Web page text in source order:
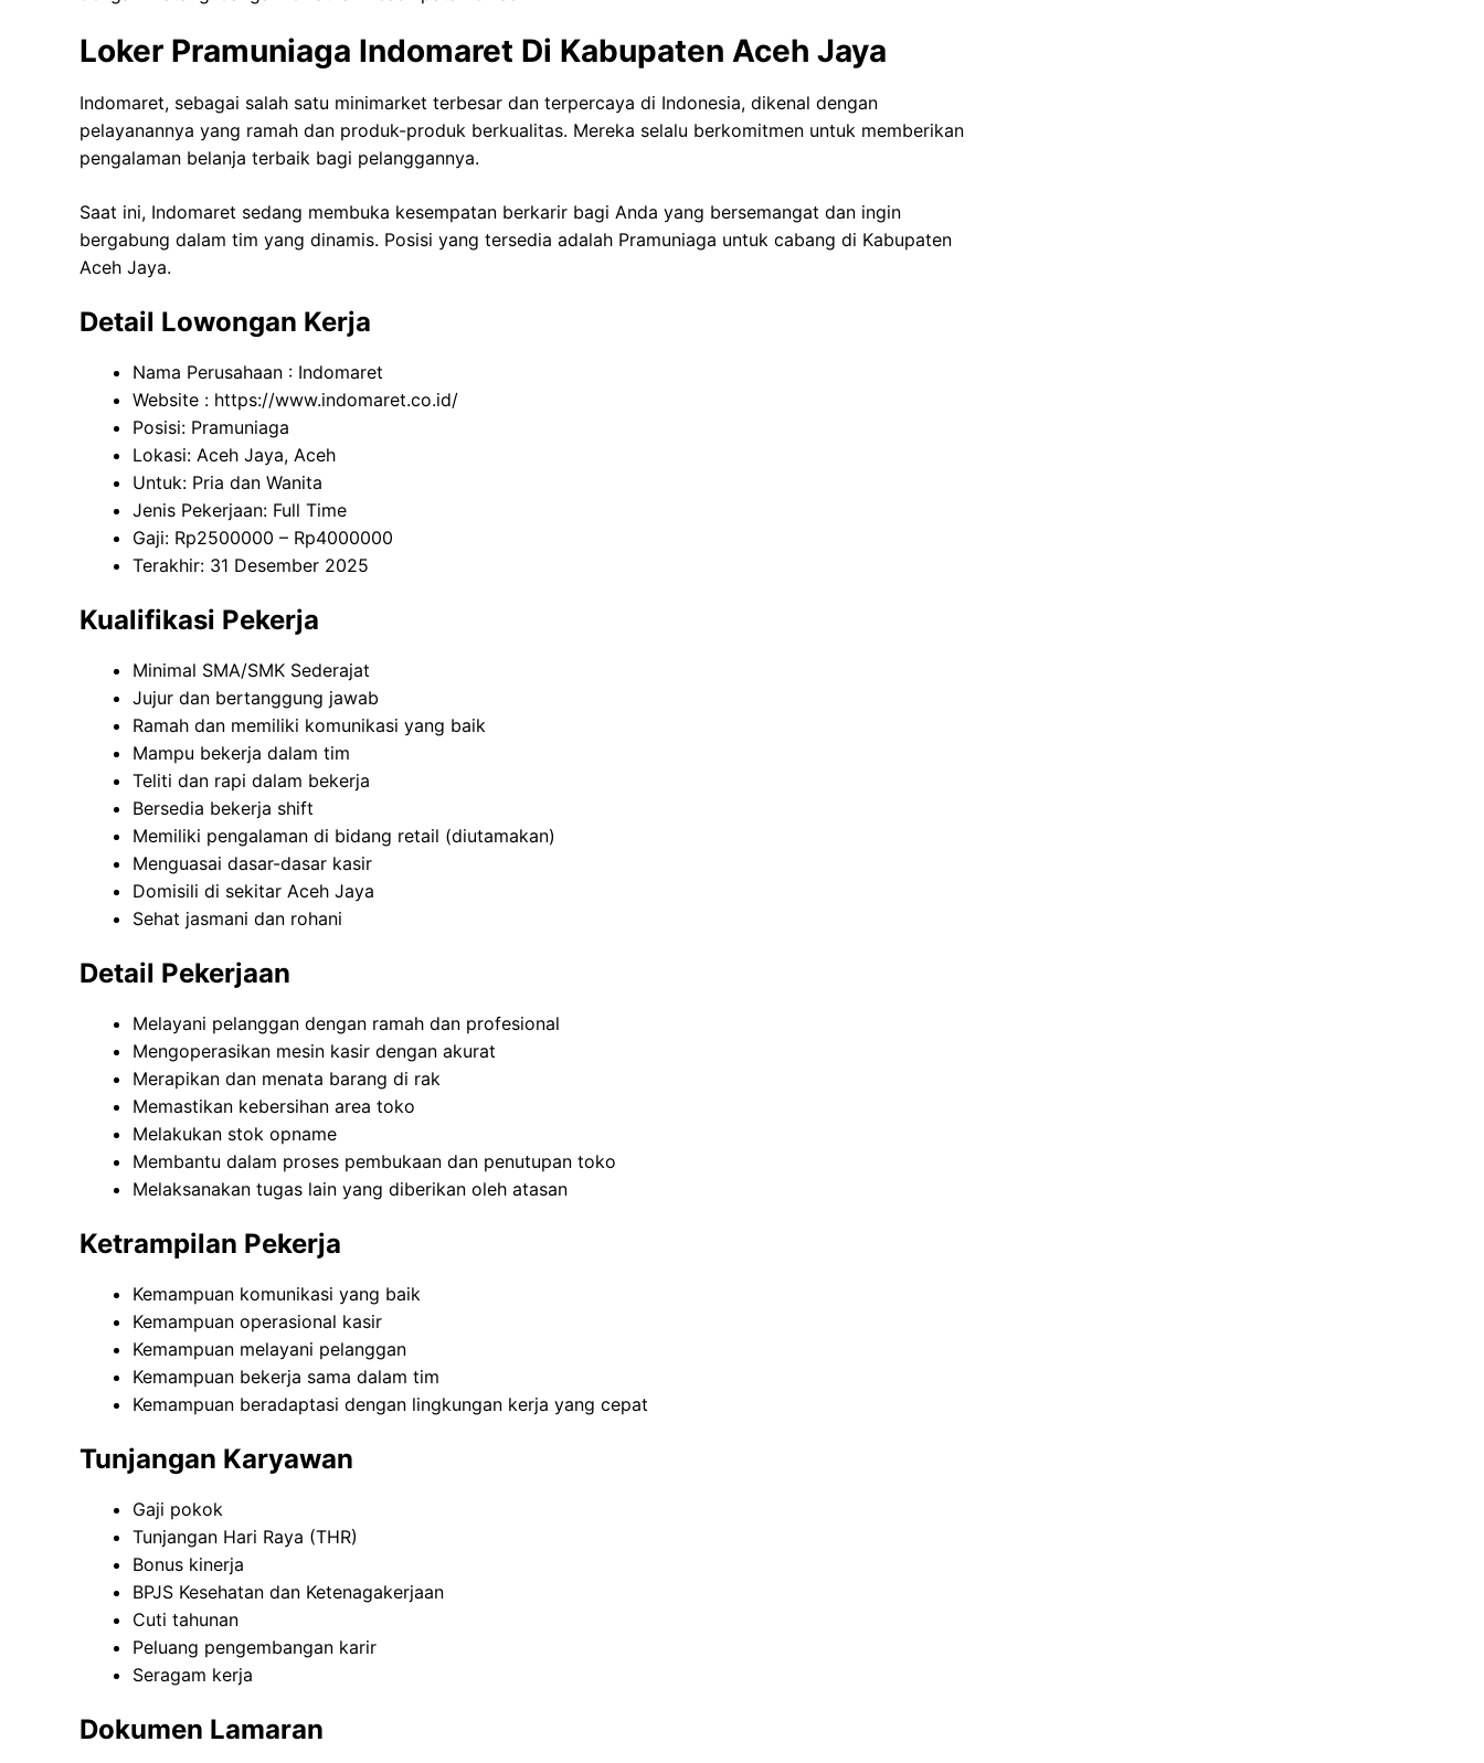
Loker Pramuniaga Indomaret Di Kabupaten Aceh Jaya
Indomaret, sebagai salah satu minimarket terbesar dan terpercaya di Indonesia, dikenal dengan
pelayanannya yang ramah dan produk-produk berkualitas. Mereka selalu berkomitmen untuk memberikan
pengalaman belanja terbaik bagi pelanggannya.
Saat ini, Indomaret sedang membuka kesempatan berkarir bagi Anda yang bersemangat dan ingin
bergabung dalam tim yang dinamis. Posisi yang tersedia adalah Pramuniaga untuk cabang di Kabupaten
Aceh Jaya.
Detail Lowongan Kerja
Nama Perusahaan : Indomaret
Website : https://www.indomaret.co.id/
Posisi: Pramuniaga
Lokasi: Aceh Jaya, Aceh
Untuk: Pria dan Wanita
Jenis Pekerjaan: Full Time
Gaji: Rp2500000 – Rp4000000
Terakhir: 31 Desember 2025
Kualifikasi Pekerja
Minimal SMA/SMK Sederajat
Jujur dan bertanggung jawab
Ramah dan memiliki komunikasi yang baik
Mampu bekerja dalam tim
Teliti dan rapi dalam bekerja
Bersedia bekerja shift
Memiliki pengalaman di bidang retail (diutamakan)
Menguasai dasar-dasar kasir
Domisili di sekitar Aceh Jaya
Sehat jasmani dan rohani
Detail Pekerjaan
Melayani pelanggan dengan ramah dan profesional
Mengoperasikan mesin kasir dengan akurat
Merapikan dan menata barang di rak
Memastikan kebersihan area toko
Melakukan stok opname
Membantu dalam proses pembukaan dan penutupan toko
Melaksanakan tugas lain yang diberikan oleh atasan
Ketrampilan Pekerja
Kemampuan komunikasi yang baik
Kemampuan operasional kasir
Kemampuan melayani pelanggan
Kemampuan bekerja sama dalam tim
Kemampuan beradaptasi dengan lingkungan kerja yang cepat
Tunjangan Karyawan
Gaji pokok
Tunjangan Hari Raya (THR)
Bonus kinerja
BPJS Kesehatan dan Ketenagakerjaan
Cuti tahunan
Peluang pengembangan karir
Seragam kerja
Dokumen Lamaran